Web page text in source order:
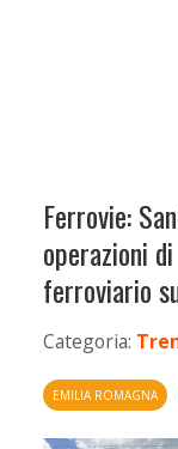
Ferrovie:
operazioni
ferroviario
Categoria:
EMILIA ROMAGNA